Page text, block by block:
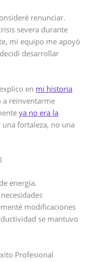
renunciar.
severa durante
mi equipo me apoyó
desarrollar
en mi historia
a reinventarme
ya no era la
fortaleza, no una
energía.
modificaciones
se mantuvo
Profesional